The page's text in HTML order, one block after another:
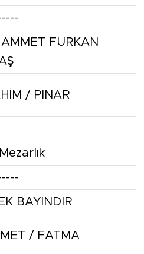
FURKAN
/ PINAR
BAYINDIR
/ FATMA